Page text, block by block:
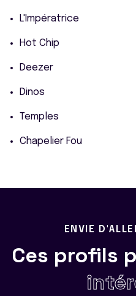
L'Impératrice
Hot Chip
Deezer
Dinos
Temples
Chapelier Fou
ENVIE
Ces profils